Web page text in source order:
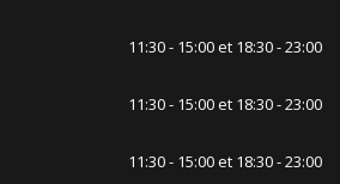
11:30 - 15:00 et 18:30 - 23:00
11:30 - 15:00 et 18:30 - 23:00
11:30 - 15:00 et 18:30 - 23:00